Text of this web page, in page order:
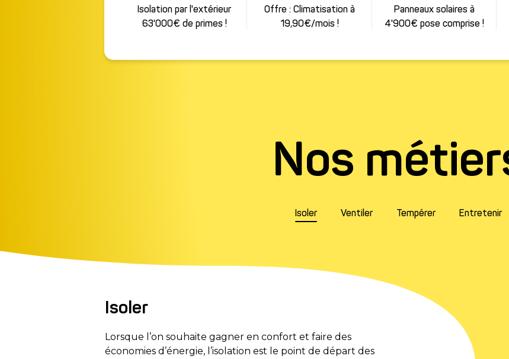
Isolation par l'extérieur
63'000€ de primes !
Offre : Climatisation à
19,90€/mois !
Panneaux solaires à
4'900€ pose comprise !
Nos
Isoler Ventiler Tempérer Entretenir
Isoler
Lorsque l’on souhaite gagner en confort et faire des
économies d’énergie, l’isolation est le point de départ des